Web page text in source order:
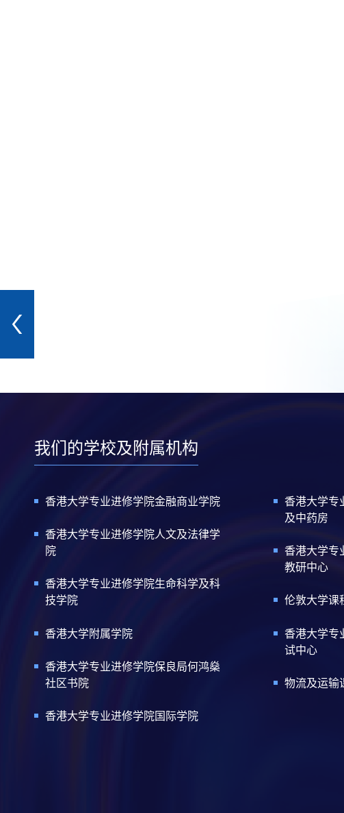
我们的学校及附属机构
香港大学专业进修学院金融商业学院
香港大学专业进修学院人文及法律学
院
香港大学专业进修学院生命科学及科
技学院
香港大学附属学院
香港大学专业进修学院保良局何鸿燊
社区书院
香港大学专业进修学院国际学院
香港大学专
及中药房
香港大学专
教研中心
伦敦大学课
香港大学专
试中心
物流及运输